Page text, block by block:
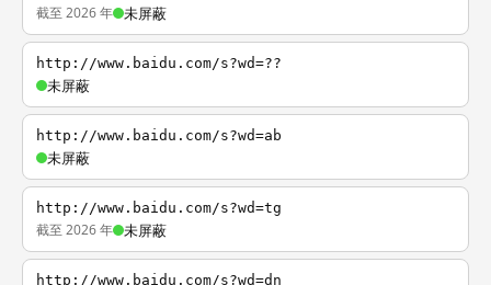
截至 2026 年 未屏蔽
http://www.baidu.com/s?wd=??
未屏蔽
http://www.baidu.com/s?wd=ab
未屏蔽
http://www.baidu.com/s?wd=tg
截至 2026 年 未屏蔽
http://www.baidu.com/s?wd=dn